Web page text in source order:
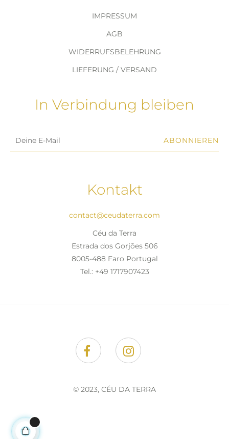
IMPRESSUM
AGB
WIDERRUFSBELEHRUNG
LIEFERUNG / VERSAND
In Verbindung bleiben
ABONNIEREN
Kontakt
contact@ceudaterra.com
Céu da Terra
Estrada dos Gorjões 506
8005-488 Faro Portugal
Tel.: +49 1717907423
Facebook
© 2023, CÉU DA TERRA